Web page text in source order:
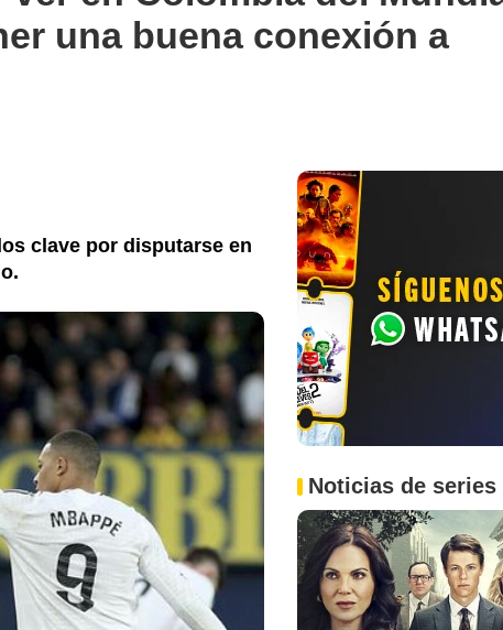
una buena conexión a
clave por disputarse en
Noticias de series